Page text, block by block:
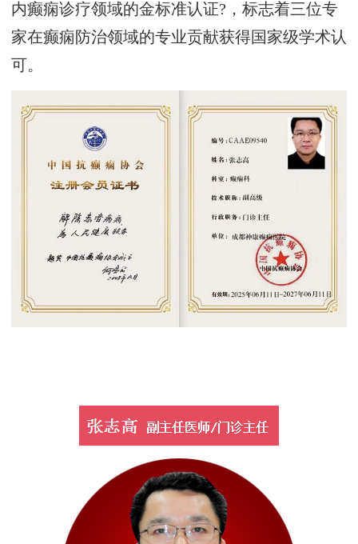
内癫痫诊疗领域的金标准认证?，标志着三位专
家在癫痫防治领域的专业贡献获得国家级学术认
可。